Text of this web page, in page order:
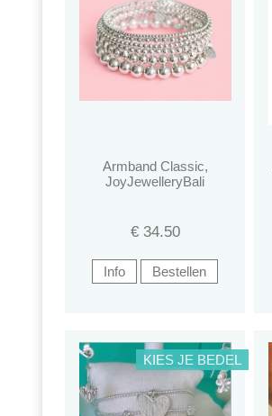
Armband Classic,
JoyJewelleryBali
€ 34.50
KIES JE BEDEL